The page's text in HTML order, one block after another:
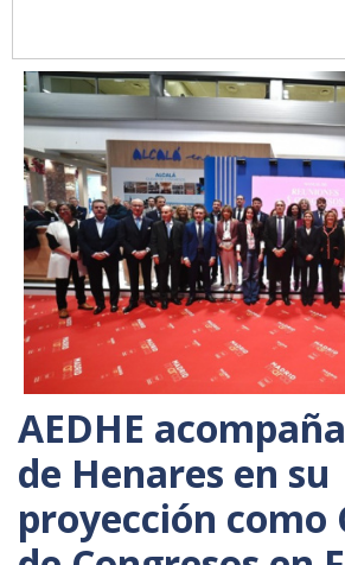
AEDHE
de Henares en su
proyección como